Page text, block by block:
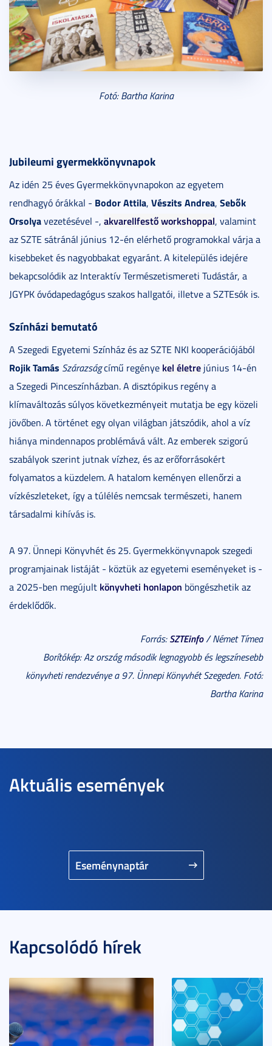
Fotó: Bartha Karina
Jubileumi gyermekkönyvnapok
Az idén 25 éves Gyermekkönyvnapokon az egyetem
rendhagyó órákkal - Bodor Attila, Vészits Andrea, Sebők
Orsolyavezetésével -, akvarellfestő workshoppal, valamint
az SZTE sátránál június 12-én elérhető programokkal várja a
kisebbeket és nagyobbakat egyaránt. A kitelepülés idejére
bekapcsolódik az Interaktív Természetismereti Tudástár, a
JGYPK óvódapedagógus szakos hallgatói, illetve a SZTEsók is.
Színházi bemutató
A Szegedi Egyetemi Színház és az SZTE NKI kooperációjából
Rojik Tamás Szárazságcímű regénye kel életre június 14-én
a Szegedi Pinceszínházban. A disztópikus regény a
klímaváltozás súlyos következményeit mutatja be egy közeli
jövőben. A történet egy olyan világban játszódik, ahol a víz
hiánya mindennapos problémává vált. Az emberek szigorú
szabályok szerint jutnak vízhez, és az erőforrásokért
folyamatos a küzdelem. A hatalom keményen ellenőrzi a
vízkészleteket, így a túlélés nemcsak természeti, hanem
társadalmi kihívás is.
A 97. Ünnepi Könyvhét és 25. Gyermekkönyvnapok szegedi
programjainak listáját - köztük az egyetemi eseményeket is -
a 2025-ben megújult könyvheti honlapon böngészhetik az
érdeklődők.
Forrás:SZTEinfo/ Német Tímea
Borítókép: Az ország második legnagyobb és legszínesebb
könyvheti rendezvénye a 97. Ünnepi Könyvhét Szegeden. Fotó:
Bartha Karina
Aktuális események
Eseménynaptár
Kapcsolódó hírek